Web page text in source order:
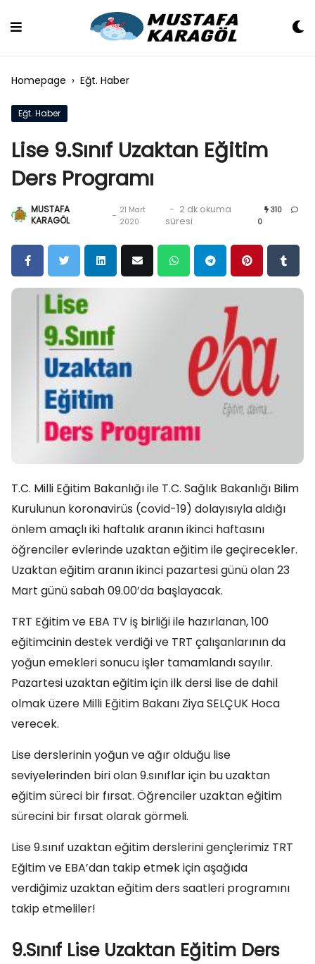
Homepage › Eğt. Haber
Eğt. Haber
Lise 9.Sınıf Uzaktan Eğitim
Ders Programı
MUSTAFA
KARAGÖL
- 21 Mart
2020
- 2 dk okuma
süresi
310
0
T.C. Milli Eğitim Bakanlığı ile T.C. Sağlık Bakanlığı Bilim
Kurulunun koronavirüs (covid-19) dolayısıyla aldığı
önlem amaçlı iki haftalık aranın ikinci haftasını
öğrenciler evlerinde uzaktan eğitim ile geçirecekler.
Uzaktan eğitim aranın ikinci pazartesi günü olan 23
Mart günü sabah 09.00’da başlayacak.
TRT Eğitim ve EBA TV iş birliği ile hazırlanan, 100
eğitimcinin destek verdiği ve TRT çalışanlarının da
yoğun emekleri sonucu işler tamamlandı sayılır.
Pazartesi uzaktan eğitim için ilk dersi lise de dahil
olmak üzere Milli Eğitim Bakanı Ziya SELÇUK Hoca
verecek.
Lise derslerinin yoğun ve ağır olduğu lise
seviyelerinden biri olan 9.sınıflar için bu uzaktan
eğitim süreci bir fırsat. Öğrenciler uzaktan eğitim
sürecini bir fırsat olarak görmeli.
Lise 9.sınıf uzaktan eğitim derslerini gençlerimiz TRT
Eğitim ve EBA’dan takip etmek için aşağıda
verdiğimiz uzaktan eğitim ders saatleri programını
takip etmeliler!
9.Sınıf Lise Uzaktan Eğitim Ders